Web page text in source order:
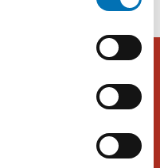
GmbH
bietet fundierte Markt- und